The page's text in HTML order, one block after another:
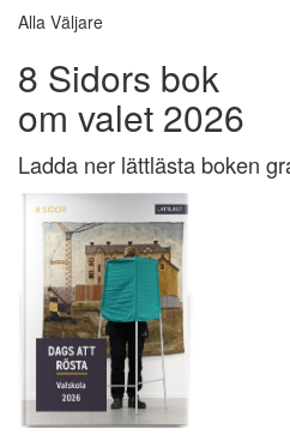
Alla Väljare
8 Sidors bok
om valet 2026
Ladda ner lättlästa boken